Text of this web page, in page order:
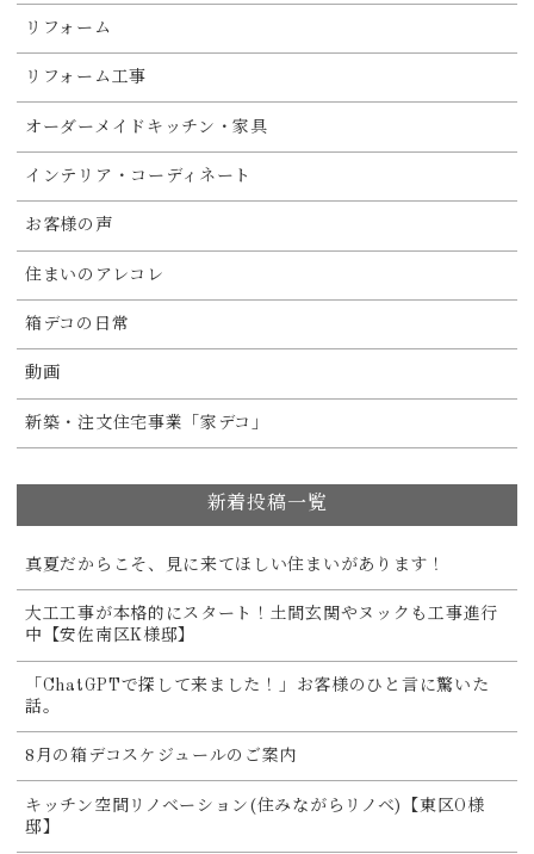
リフォーム
リフォーム工事
オーダーメイドキッチン・家具
インテリア・コーディネート
お客様の声
住まいのアレコレ
箱デコの日常
動画
新築・注文住宅事業「家デコ」
新着投稿一覧
真夏だからこそ、見に来てほしい住まいがあります！
大工工事が本格的にスタート！土間玄関やヌックも工事進行
中【安佐南区K様邸】
「ChatGPTで探して来ました！」お客様のひと言に驚いた
話。
8月の箱デコスケジュールのご案内
キッチン空間リノベーション(住みながらリノベ)【東区O様
邸】